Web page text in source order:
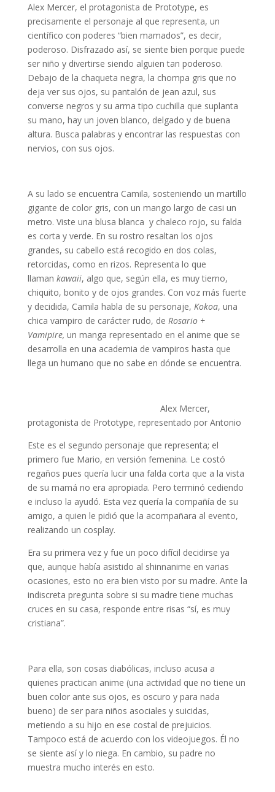
Alex Mercer, el protagonista de Prototype, es
precisamente el personaje al que representa, un
científico con poderes “bien mamados”, es decir,
poderoso. Disfrazado así, se siente bien porque puede
ser niño y divertirse siendo alguien tan poderoso.
Debajo de la chaqueta negra, la chompa gris que no
deja ver sus ojos, su pantalón de jean azul, sus
converse negros y su arma tipo cuchilla que suplanta
su mano, hay un joven blanco, delgado y de buena
altura. Busca palabras y encontrar las respuestas con
nervios, con sus ojos.
A su lado se encuentra Camila, sosteniendo un martillo
gigante de color gris, con un mango largo de casi un
metro. Viste una blusa blanca y chaleco rojo, su falda
es corta y verde. En su rostro resaltan los ojos
grandes, su cabello está recogido en dos colas,
retorcidas, como en rizos. Representa lo que
llaman kawaii, algo que, según ella, es muy tierno,
chiquito, bonito y de ojos grandes. Con voz más fuerte
y decidida, Camila habla de su personaje, Kokoa, una
chica vampiro de carácter rudo, de Rosario +
Vamipire, un manga representado en el anime que se
desarrolla en una academia de vampiros hasta que
llega un humano que no sabe en dónde se encuentra.
Alex Mercer,
protagonista de Prototype, representado por Antonio
Este es el segundo personaje que representa; el
primero fue Mario, en versión femenina. Le costó
regaños pues quería lucir una falda corta que a la vista
de su mamá no era apropiada. Pero terminó cediendo
e incluso la ayudó. Esta vez quería la compañía de su
amigo, a quien le pidió que la acompañara al evento,
realizando un cosplay.
Era su primera vez y fue un poco difícil decidirse ya
que, aunque había asistido al shinnanime en varias
ocasiones, esto no era bien visto por su madre. Ante la
indiscreta pregunta sobre si su madre tiene muchas
cruces en su casa, responde entre risas “sí, es muy
cristiana”.
Para ella, son cosas diabólicas, incluso acusa a
quienes practican anime (una actividad que no tiene un
buen color ante sus ojos, es oscuro y para nada
bueno) de ser para niños asociales y suicidas,
metiendo a su hijo en ese costal de prejuicios.
Tampoco está de acuerdo con los videojuegos. Él no
se siente así y lo niega. En cambio, su padre no
muestra mucho interés en esto.